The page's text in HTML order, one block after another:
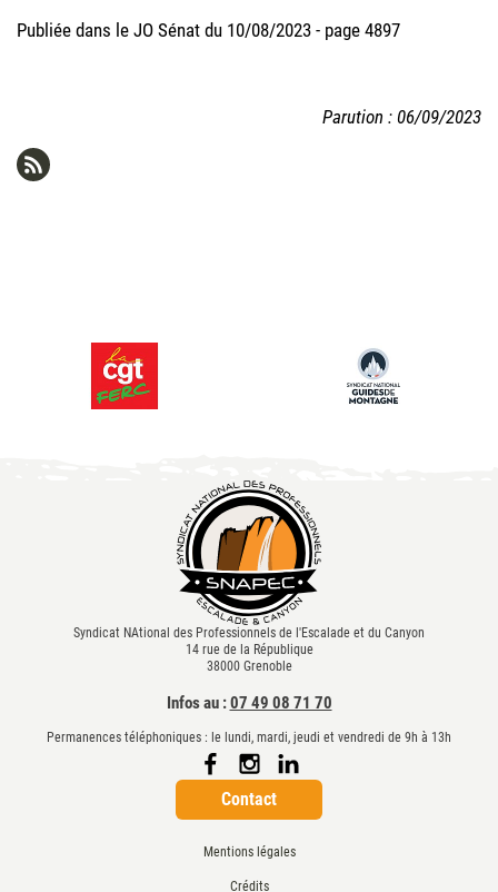
Publiée dans le JO Sénat du 10/08/2023 - page 4897
Parution : 06/09/2023
Syndicat NAtional des Professionnels de l'Escalade et du Canyon
14 rue de la République
38000 Grenoble
Infos au :07 49 08 71 70
Permanences téléphoniques : le lundi, mardi, jeudi et vendredi de 9h à 13h
Contact
Mentions légales
Crédits